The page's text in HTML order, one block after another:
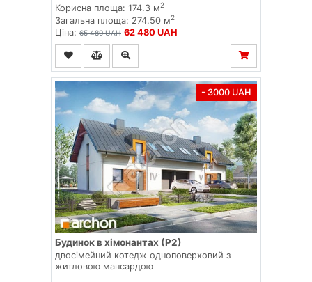
Корисна площа: 174.3 м2
Загальна площа: 274.50 м2
Ціна: 65 480 UAH 62 480 UAH
- 3000 UAH
Будинок в хімонантах (Р2)
двосімейний котедж одноповерховий з
житловою мансардою